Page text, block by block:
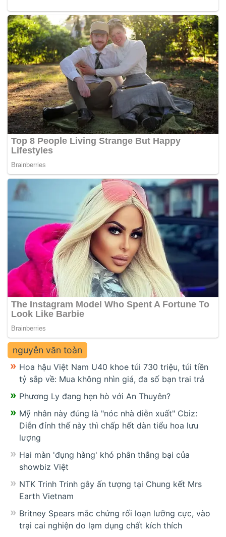
nguyễn văn toàn
Hoa hậu Việt Nam U40 khoe túi 730 triệu, túi tiền
tỷ sắp về: Mua không nhìn giá, đa số bạn trai trả
Phương Ly đang hẹn hò với An Thuyên?
Mỹ nhân này đúng là "nóc nhà diễn xuất" Cbiz:
Diễn đỉnh thế này thì chấp hết dàn tiểu hoa lưu
lượng
Hai màn 'đụng hàng' khó phân thắng bại của
showbiz Việt
NTK Trinh Trinh gây ấn tượng tại Chung kết Mrs
Earth Vietnam
Britney Spears mắc chứng rối loạn lưỡng cực, vào
trại cai nghiện do lạm dụng chất kích thích